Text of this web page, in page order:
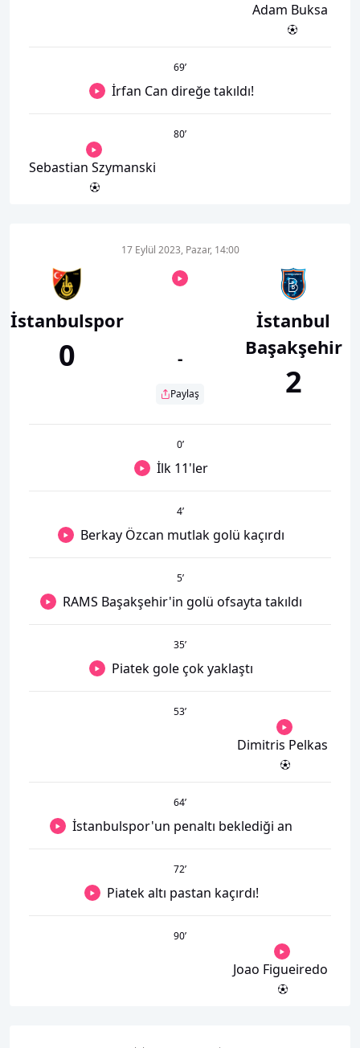
Adam Buksa
69’
İrfan Can direğe takıldı!
80’
Sebastian Szymanski
İstanbulspor
0
17 Eylül 2023, Pazar, 14:00
-
Paylaş
İstanbul
Başakşehir
2
0’
İlk 11'ler
4’
Berkay Özcan mutlak golü kaçırdı
5’
RAMS Başakşehir'in golü ofsayta takıldı
35’
Piatek gole çok yaklaştı
53’
Dimitris Pelkas
64’
İstanbulspor'un penaltı beklediği an
72’
Piatek altı pastan kaçırdı!
90’
Joao Figueiredo